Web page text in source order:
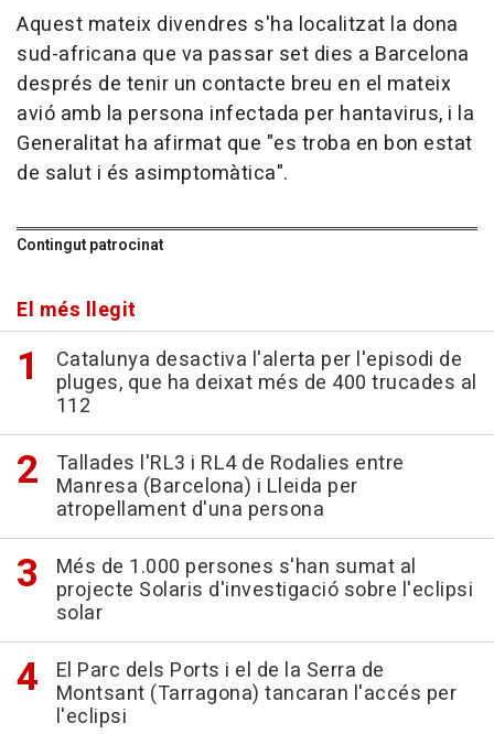
Aquest mateix divendres s'ha localitzat la dona
sud-africana que va passar set dies a Barcelona
després de tenir un contacte breu en el mateix
avió amb la persona infectada per hantavirus, i la
Generalitat ha afirmat que "es troba en bon estat
de salut i és asimptomàtica".
Contingut patrocinat
El més llegit
Catalunya desactiva l'alerta per l'episodi de
pluges, que ha deixat més de 400 trucades al
112
Tallades l'RL3 i RL4 de Rodalies entre
Manresa (Barcelona) i Lleida per
atropellament d'una persona
Més de 1.000 persones s'han sumat al
projecte Solaris d'investigació sobre l'eclipsi
solar
El Parc dels Ports i el de la Serra de
Montsant (Tarragona) tancaran l'accés per
l'eclipsi